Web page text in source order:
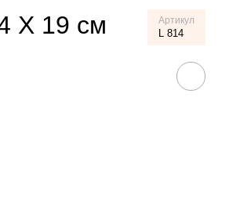
Х 19 см Артикул
L 814